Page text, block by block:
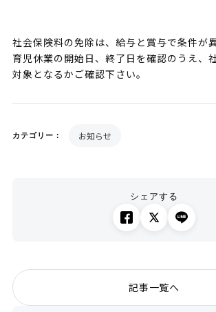
社会保険料の免除は、給与と賞与で条件が異
育児休業の開始日、終了日を確認のうえ、
対象となるかご確認下さい。
カテゴリー： お知らせ
シェアする
記事一覧へ